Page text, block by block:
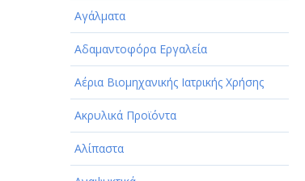
Αγάλματα
Αδαμαντοφόρα Εργαλεία
Αέρια Βιομηχανικής Ιατρικής Χρήσης
Ακρυλικά Προϊόντα
Αλίπαστα